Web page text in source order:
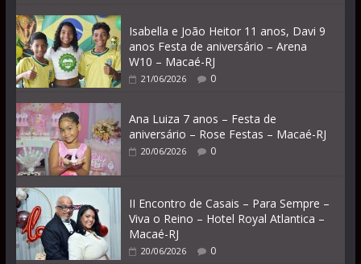
Isabella e João Heitor 11 anos, Davi 9
anos Festa de aniversário – Arena
W10 – Macaé-RJ
21/06/2026 0
Ana Luiza 7 anos – Festa de
aniversário – Rose Festas – Macaé-RJ
20/06/2026 0
II Encontro de Casais – Para Sempre –
Viva o Reino – Hotel Royal Atlantica –
Macaé-RJ
20/06/2026 0